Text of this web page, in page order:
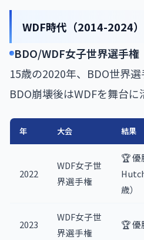
WDF時代（2014-2024）
BDO/WDF女子世界選手権
15歳の2020年、BDO世界選
BDO崩壊後はWDFを舞台に
年 大会 結果
2022
WDF女子世
界選手権
🏆
歳）
2023
WDF女子世
界選手権
🏆 優